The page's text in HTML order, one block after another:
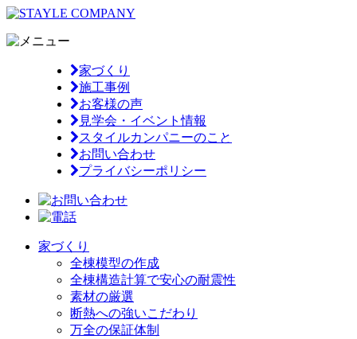
家づくり
施工事例
お客様の声
見学会・イベント情報
スタイルカンパニーのこと
お問い合わせ
プライバシーポリシー
家づくり
全棟模型の作成
全棟構造計算で安心の耐震性
素材の厳選
断熱への強いこだわり
万全の保証体制